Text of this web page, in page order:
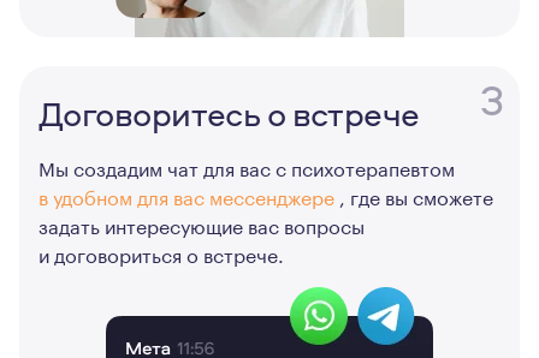
3
Договоритесь о встрече
Мы создадим чат для вас с психотерапевтом
в удобном для вас мессенджере , где вы сможете
задать интересующие вас вопросы
и договориться о встрече.